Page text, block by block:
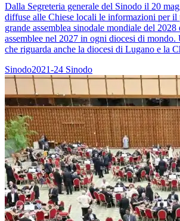
Dalla Segreteria generale del Sinodo il 20
diffuse alle Chiese locali le informazioni per il
grande assemblea sinodale mondiale del 2028
assemblee nel 2027 in ogni diocesi di mondo.
che riguarda anche la diocesi di Lugano e la
Sinodo2021-24 Sinodo